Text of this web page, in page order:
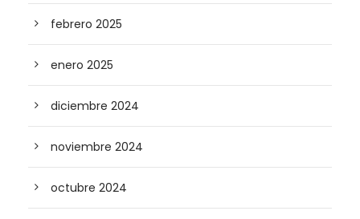
febrero 2025
enero 2025
diciembre 2024
noviembre 2024
octubre 2024